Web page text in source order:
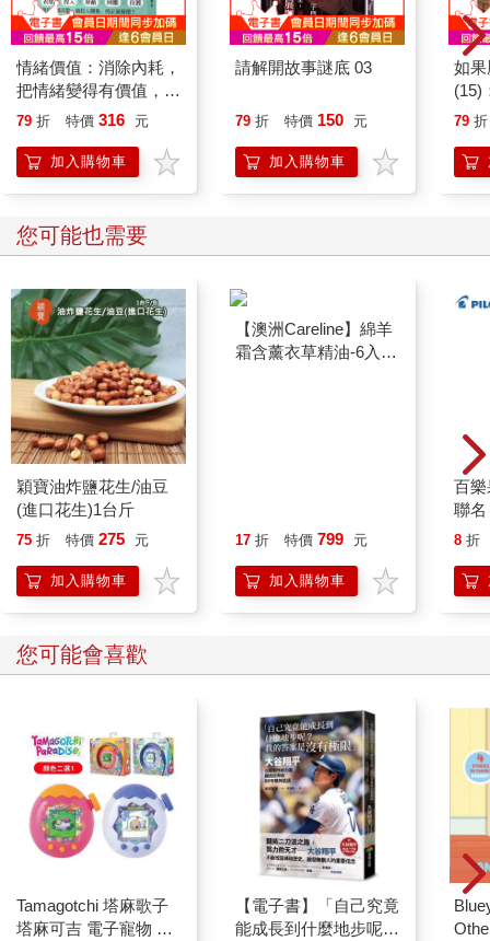
情緒價值：消除內耗，
把情緒變得有價值，跟
誰都能自在相處
79 折 特價 316 元
加入購物車
請解開故事謎底 03
79 折 特價 150 元
加入購物車
如
(15)
貓
79 折
您可能也需要
穎寶油炸鹽花生/油豆
(進口花生)1台斤
75 折 特價 275 元
加入購物車
100ml/瓶
17 折 特價 799 元
加入購物車
百
聯
8 折
您可能會喜歡
Tamagotchi 塔麻歌子
塔麻可吉 電子寵物 樂
【電子書】「自己究竟
能成長到什麼地步呢？